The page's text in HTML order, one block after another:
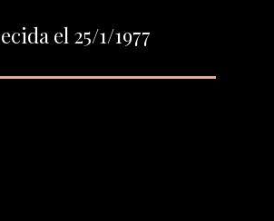
el 25/1/1977